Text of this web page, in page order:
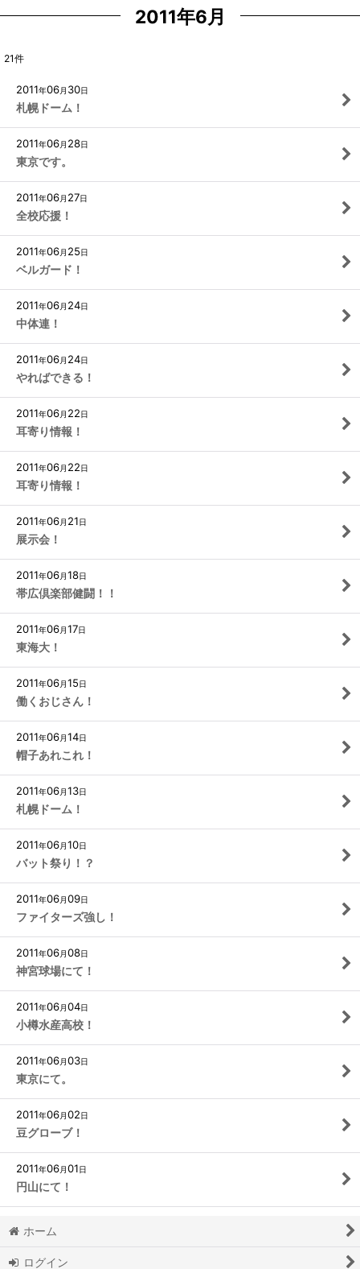
2011年6月
21件
2011年06月 30日
札幌ドーム！
2011年06月 28日
東京です。
2011年06月 27日
全校応援！
2011年06月 25日
ベルガード！
2011年06月 24日
中体連！
2011年06月 24日
やればできる！
2011年06月 22日
耳寄り情報！
2011年06月 22日
耳寄り情報！
2011年06月 21日
展示会！
2011年06月18日
帯広倶楽部健闘！！
2011年06月17日
東海大！
2011年06月15日
働くおじさん！
2011年06月14日
帽子あれこれ！
2011年06月13日
札幌ドーム！
2011年06月10日
バット祭り！？
2011年06月09日
ファイターズ強し！
2011年06月08日
神宮球場にて！
2011年06月04日
小樽水産高校！
2011年06月03日
東京にて。
2011年06月02日
豆グローブ！
2011年06月01日
円山にて！
ホーム
ログイン